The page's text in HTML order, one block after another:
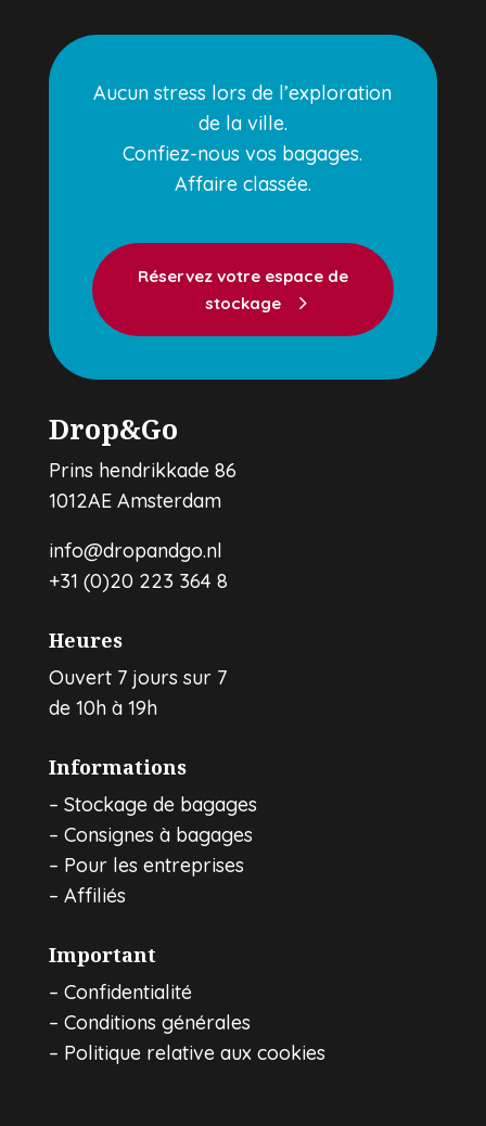
Aucun stress lors de l’exploration
de la ville.
Confiez-nous vos bagages.
Affaire classée.
Réservez votre espace de
stockage
Drop&Go
Prins hendrikkade 86
1012AE Amsterdam
info@dropandgo.nl
+31 (0)20 223 364 8
Heures
Ouvert 7 jours sur 7
de 10h à 19h
Informations
– Stockage de bagages
– Consignes à bagages
– Pour les entreprises
– Affiliés
Important
– Confidentialité
– Conditions générales
– Politique relative aux cookies